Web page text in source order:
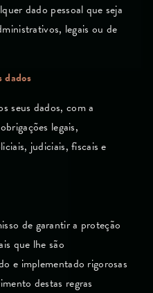
dado pessoal que seja
legais ou de
dados
seus dados, com a
legais,
judiciais, fiscais e
de garantir a proteção
que lhe são
e implementado rigorosas
destas regras